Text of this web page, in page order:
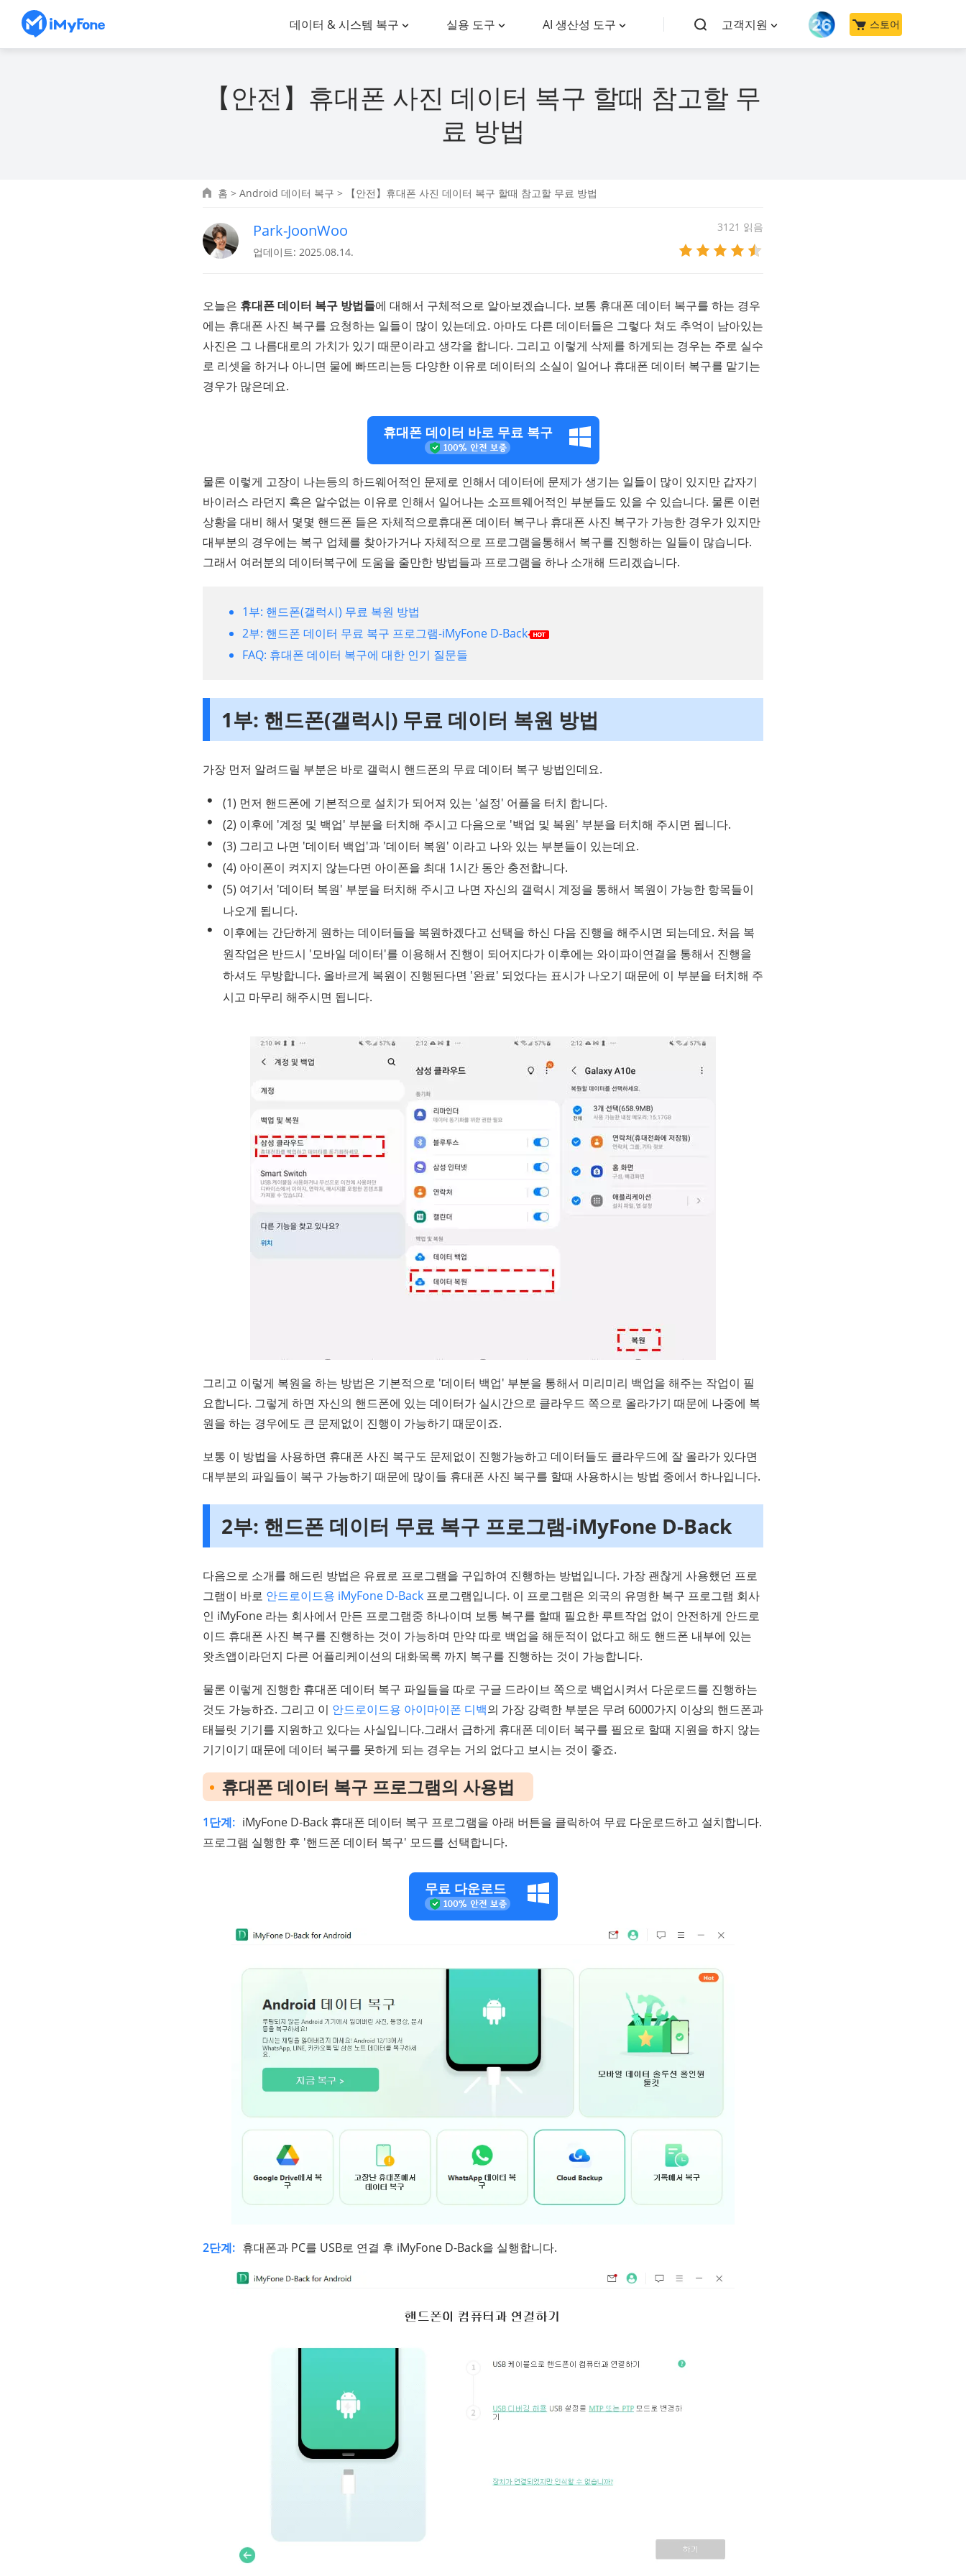
데이터 & 시스템 복구 실용 도구 AI 생산성 도구 고객지원 스토어
【안전】휴대폰 사진 데이터 복구 할때 참고할 무
료 방법
홈 > Android 데이터 복구 > 【안전】휴대폰 사진 데이터 복구 할때 참고할 무료 방법
Park-JoonWoo
업데이트: 2025.08.14.
3121 읽음
오늘은 휴대폰 데이터 복구 방법들에 대해서 구체적으로 알아보겠습니다. 보통 휴대폰 데이터 복구를 하는 경우
에는 휴대폰 사진 복구를 요청하는 일들이 많이 있는데요. 아마도 다른 데이터들은 그렇다 쳐도 추억이 남아있는
사진은 그 나름대로의 가치가 있기 때문이라고 생각을 합니다. 그리고 이렇게 삭제를 하게되는 경우는 주로 실수
로 리셋을 하거나 아니면 물에 빠뜨리는등 다양한 이유로 데이터의 소실이 일어나 휴대폰 데이터 복구를 맡기는
경우가 많은데요.
휴대폰 데이터 바로 무료 복구
물론 이렇게 고장이 나는등의 하드웨어적인 문제로 인해서 데이터에 문제가 생기는 일들이 많이 있지만 갑자기
바이러스 라던지 혹은 알수없는 이유로 인해서 일어나는 소프트웨어적인 부분들도 있을 수 있습니다. 물론 이런
상황을 대비 해서 몇몇 핸드폰 들은 자체적으로휴대폰 데이터 복구나 휴대폰 사진 복구가 가능한 경우가 있지만
대부분의 경우에는 복구 업체를 찾아가거나 자체적으로 프로그램을통해서 복구를 진행하는 일들이 많습니다.
그래서 여러분의 데이터복구에 도움을 줄만한 방법들과 프로그램을 하나 소개해 드리겠습니다.
1부: 핸드폰(갤럭시) 무료 복원 방법
2부: 핸드폰 데이터 무료 복구 프로그램-iMyFone D-Back
FAQ: 휴대폰 데이터 복구에 대한 인기 질문들
1부: 핸드폰(갤럭시) 무료 데이터 복원 방법
가장 먼저 알려드릴 부분은 바로 갤럭시 핸드폰의 무료 데이터 복구 방법인데요.
(1) 먼저 핸드폰에 기본적으로 설치가 되어져 있는 '설정' 어플을 터치 합니다.
(2) 이후에 '계정 및 백업' 부분을 터치해 주시고 다음으로 '백업 및 복원' 부분을 터치해 주시면 됩니다.
(3) 그리고 나면 '데이터 백업'과 '데이터 복원' 이라고 나와 있는 부분들이 있는데요.
(4) 아이폰이 켜지지 않는다면 아이폰을 최대 1시간 동안 충전합니다.
(5) 여기서 '데이터 복원' 부분을 터치해 주시고 나면 자신의 갤럭시 계정을 통해서 복원이 가능한 항목들이
나오게 됩니다.
이후에는 간단하게 원하는 데이터들을 복원하겠다고 선택을 하신 다음 진행을 해주시면 되는데요. 처음 복
원작업은 반드시 '모바일 데이터'를 이용해서 진행이 되어지다가 이후에는 와이파이연결을 통해서 진행을
하셔도 무방합니다. 올바르게 복원이 진행된다면 '완료' 되었다는 표시가 나오기 때문에 이 부분을 터치해 주
시고 마무리 해주시면 됩니다.
그리고 이렇게 복원을 하는 방법은 기본적으로 '데이터 백업' 부분을 통해서 미리미리 백업을 해주는 작업이 필
요합니다. 그렇게 하면 자신의 핸드폰에 있는 데이터가 실시간으로 클라우드 쪽으로 올라가기 때문에 나중에 복
원을 하는 경우에도 큰 문제없이 진행이 가능하기 때문이죠.
보통 이 방법을 사용하면 휴대폰 사진 복구도 문제없이 진행가능하고 데이터들도 클라우드에 잘 올라가 있다면
대부분의 파일들이 복구 가능하기 때문에 많이들 휴대폰 사진 복구를 할때 사용하시는 방법 중에서 하나입니다.
2부: 핸드폰 데이터 무료 복구 프로그램-iMyFone D-Back
다음으로 소개를 해드린 방법은 유료로 프로그램을 구입하여 진행하는 방법입니다. 가장 괜찮게 사용했던 프로
그램이 바로 안드로이드용 iMyFone D-Back 프로그램입니다. 이 프로그램은 외국의 유명한 복구 프로그램 회사
인 iMyFone 라는 회사에서 만든 프로그램중 하나이며 보통 복구를 할때 필요한 루트작업 없이 안전하게 안드로
이드 휴대폰 사진 복구를 진행하는 것이 가능하며 만약 따로 백업을 해둔적이 없다고 해도 핸드폰 내부에 있는
왓츠앱이라던지 다른 어플리케이션의 대화목록 까지 복구를 진행하는 것이 가능합니다.
물론 이렇게 진행한 휴대폰 데이터 복구 파일들을 따로 구글 드라이브 쪽으로 백업시켜서 다운로드를 진행하는
것도 가능하죠. 그리고 이 안드로이드용 아이마이폰 디백의 가장 강력한 부분은 무려 6000가지 이상의 핸드폰과
태블릿 기기를 지원하고 있다는 사실입니다.그래서 급하게 휴대폰 데이터 복구를 필요로 할때 지원을 하지 않는
기기이기 때문에 데이터 복구를 못하게 되는 경우는 거의 없다고 보시는 것이 좋죠.
휴대폰 데이터 복구 프로그램의 사용법
1단계: iMyFone D-Back 휴대폰 데이터 복구 프로그램을 아래 버튼을 클릭하여 무료 다운로드하고 설치합니다.
프로그램 실행한 후 '핸드폰 데이터 복구' 모드를 선택합니다.
무료 다운로드
2단계: 휴대폰과 PC를 USB로 연결 후 iMyFone D-Back을 실행합니다.